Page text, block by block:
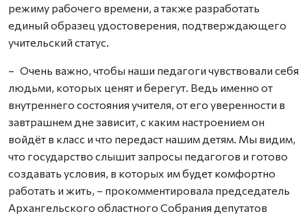
режиму рабочего времени, а также разработать
единый образец удостоверения, подтверждающего
учительский статус.
– Очень важно, чтобы наши педагоги чувствовали себя
людьми, которых ценят и берегут. Ведь именно от
внутреннего состояния учителя, от его уверенности в
завтрашнем дне зависит, с каким настроением он
войдёт в класс и что передаст нашим детям. Мы видим,
что государство слышит запросы педагогов и готово
создавать условия, в которых им будет комфортно
работать и жить, – прокомментировала председатель
Архангельского областного Собрания депутатов